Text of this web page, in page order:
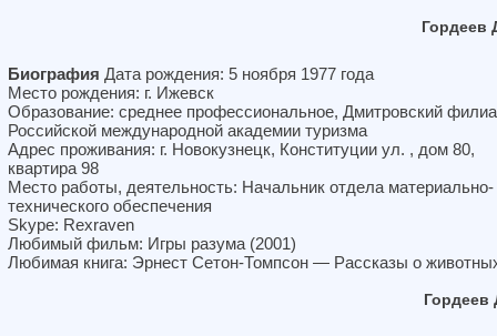
Гордеев
Биография Дата рождения: 5 ноября 1977 года
Место рождения: г. Ижевск
Образование: среднее профессиональное, Дмитровский
Российской международной академии туризма
Адрес проживания: г. Новокузнецк, Конституции ул. , дом 80,
квартира 98
Место работы, деятельность: Начальник отдела материально-
технического обеспечения
Skype: Rexraven
Любимый фильм: Игры разума (2001)
Любимая книга: Эрнест Сетон-Томпсон — Рассказы о
Гордеев